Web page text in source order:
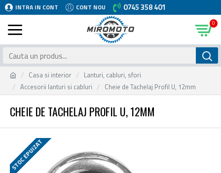
INTRA IN CONT CONT NOU 0745 358 401
0
Casa si interior
Lanturi, cabluri, sfori
Accesorii lanturi si cabluri
Cheie de Tachelaj Profil U, 12mm
CHEIE DE TACHELAJ PROFIL U, 12MM
STOC EPUIZAT